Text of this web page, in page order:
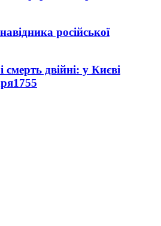
російської
двійні: у Києві
1755